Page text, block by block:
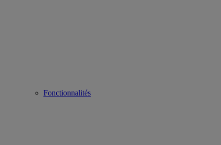
Fonctionnalités